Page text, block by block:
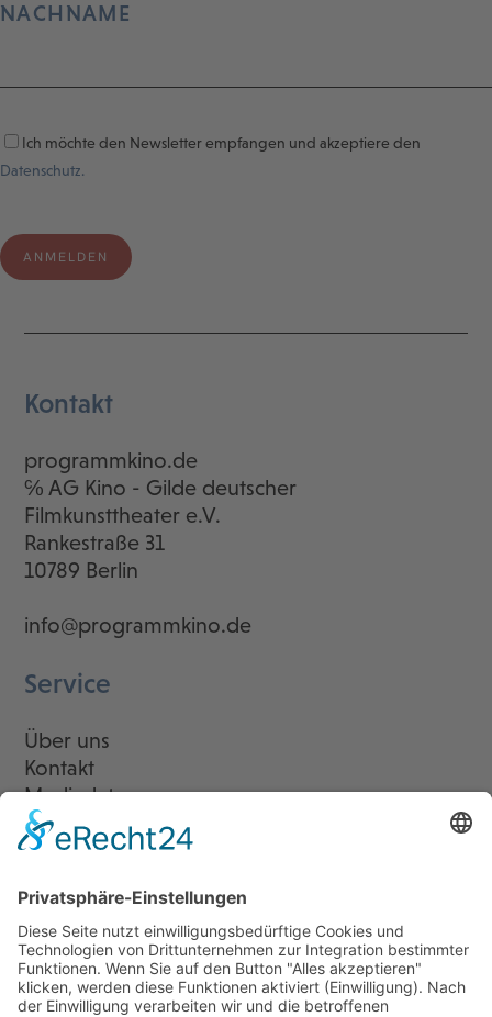
NACHNAME
Ich möchte den Newsletter empfangen und akzeptiere den
Datenschutz.
Kontakt
programmkino.de
℅ AG Kino - Gilde deutscher
Filmkunsttheater e.V.
Rankestraße 31
10789 Berlin
info@programmkino.de
Service
Über uns
Kontakt
Mediadaten
Newsletter
LogIn
Legal
Impressum
Datenschutzerklärung